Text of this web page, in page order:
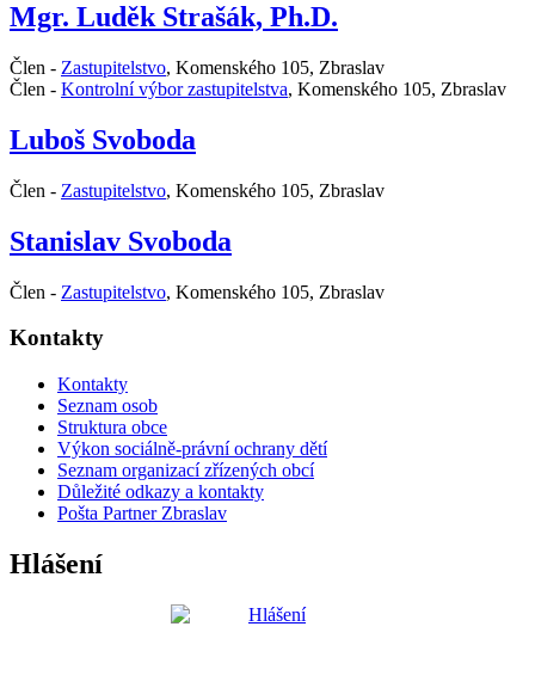
Mgr. Luděk Strašák, Ph.D.
Člen - Zastupitelstvo, Komenského 105, Zbraslav
Člen - Kontrolní výbor zastupitelstva, Komenského 105, Zbraslav
Luboš Svoboda
Člen - Zastupitelstvo, Komenského 105, Zbraslav
Stanislav Svoboda
Člen - Zastupitelstvo, Komenského 105, Zbraslav
Kontakty
Kontakty
Seznam osob
Struktura obce
Výkon sociálně-právní ochrany dětí
Seznam organizací zřízených obcí
Důležité odkazy a kontakty
Pošta Partner Zbraslav
Hlášení